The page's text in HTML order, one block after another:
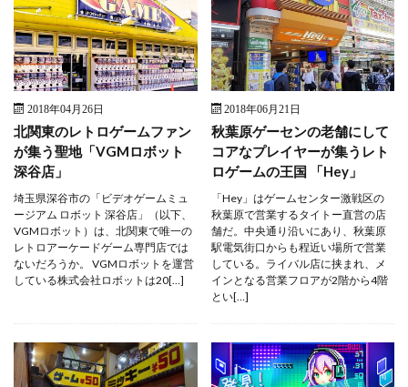
2018年04月26日
北関東のレトロゲームファン
が集う聖地「VGMロボット
深谷店」
埼玉県深谷市の「ビデオゲームミュ
ージアム ロボット 深谷店」（以下、
VGMロボット）は、北関東で唯一の
レトロアーケードゲーム専門店では
ないだろうか。 VGMロボットを運営
している株式会社ロボットは20[…]
2018年06月21日
秋葉原ゲーセンの老舗にして
コアなプレイヤーが集うレト
ロゲームの王国 「Hey」
「Hey」はゲームセンター激戦区の
秋葉原で営業するタイトー直営の店
舗だ。中央通り沿いにあり、秋葉原
駅電気街口からも程近い場所で営業
している。ライバル店に挟まれ、メ
インとなる営業フロアが2階から4階
とい[…]